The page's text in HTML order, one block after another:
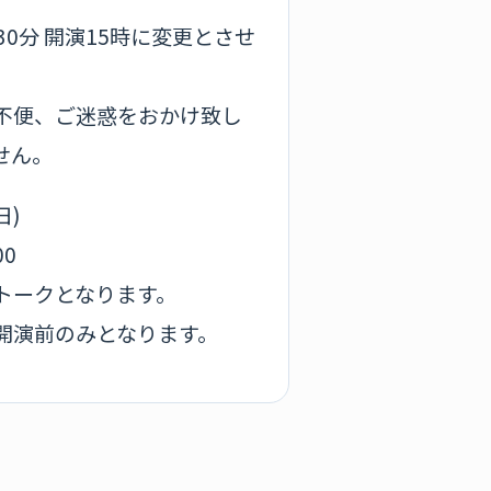
分 開演15時に変更とさせ
、ご迷惑をおかけ致し
。
)
クとなります。
前のみとなります。